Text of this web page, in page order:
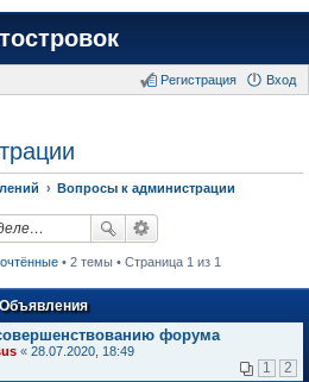
Вход
Регистрация
Вопросы к администрации
• 2 темы • Страница 1 из 1
Объявления
форума
« 28.07.2020, 18:49
1 2